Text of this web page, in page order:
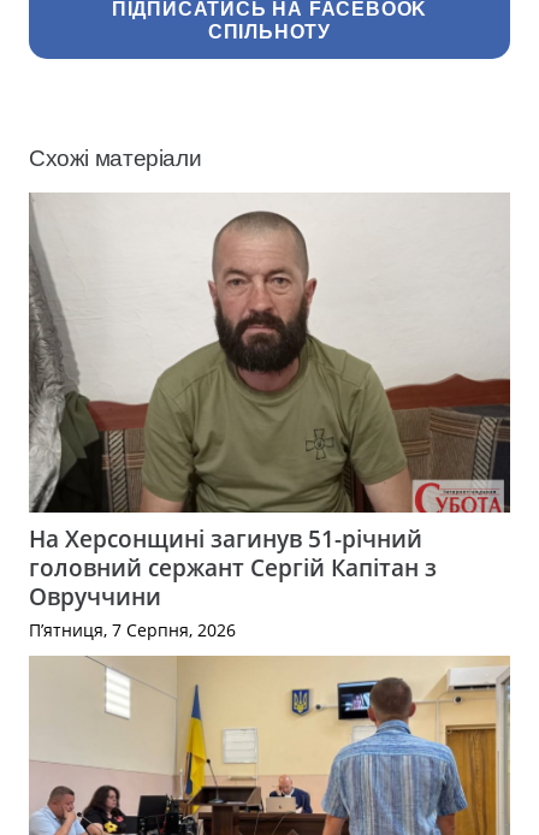
ПІДПИСАТИСЬ НА FACEBOOK
СПІЛЬНОТУ
Схожі матеріали
На Херсонщині загинув 51-річний
головний сержант Сергій Капітан з
Овруччини
П’ятниця, 7 Серпня, 2026